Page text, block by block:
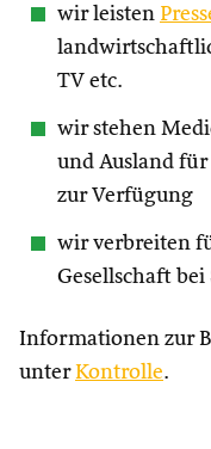
wir leisten
TV etc.
wir stehen
und Ausland
zur Verfügung
wir verbreiten
Gesellschaft
Informationen zur
unterKontrolle.